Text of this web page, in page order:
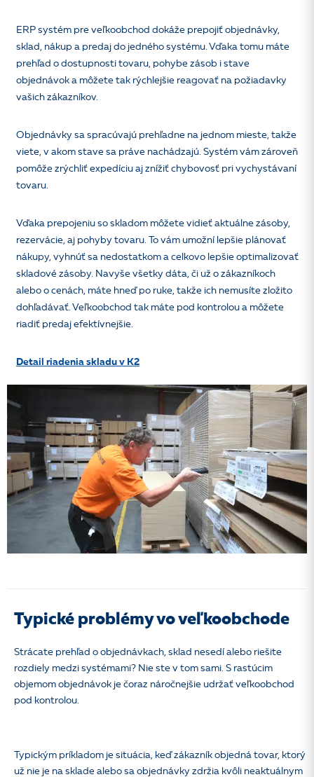
ERP systém pre veľkoobchod dokáže prepojiť objednávky,
sklad, nákup a predaj do jedného systému. Vďaka tomu máte
prehľad o dostupnosti tovaru, pohybe zásob i stave
objednávok a môžete tak rýchlejšie reagovať na požiadavky
vašich zákazníkov.
Objednávky sa spracúvajú prehľadne na jednom mieste, takže
viete, v akom stave sa práve nachádzajú. Systém vám zároveň
pomôže zrýchliť expedíciu aj znížiť chybovosť pri vychystávaní
tovaru.
Vďaka prepojeniu so skladom môžete vidieť aktuálne zásoby,
rezervácie, aj pohyby tovaru. To vám umožní lepšie plánovať
nákupy, vyhnúť sa nedostatkom a celkovo lepšie optimalizovať
skladové zásoby. Navyše všetky dáta, či už o zákazníkoch
alebo o cenách, máte hneď po ruke, takže ich nemusíte zložito
dohľadávať. Veľkoobchod tak máte pod kontrolou a môžete
riadiť predaj efektívnejšie.
Detail riadenia skladu v K2
Typické problémy vo veľkoobchode
Strácate prehľad o objednávkach, sklad nesedí alebo riešite
rozdiely medzi systémami? Nie ste v tom sami. S rastúcim
objemom objednávok je čoraz náročnejšie udržať veľkoobchod
pod kontrolou.
Typickým príkladom je situácia, keď zákazník objedná tovar, ktorý
už nie je na sklade alebo sa objednávky zdržia kvôli neaktuálnym